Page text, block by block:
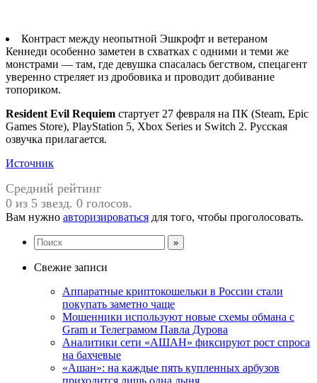
Контраст между неопытной Эшкрофт и ветераном
Кеннеди особенно заметен в схватках с одними и теми же
монстрами — там, где девушка спасалась бегством, спецагент
уверенно стреляет из дробовика и проводит добивание
топориком.
Resident Evil Requiem стартует 27 февраля на ПК (Steam, Epic
Games Store), PlayStation 5, Xbox Series и Switch 2. Русская
озвучка прилагается.
Источник
Средний рейтинг
0 из 5 звезд. 0 голосов.
Вам нужно авторизироваться для того, чтобы проголосовать.
Свежие записи
Аппаратные криптокошельки в России стали
покупать заметно чаще
Мошенники используют новые схемы обмана с
Gram и Телеграмом Павла Дурова
Аналитики сети «АШАН» фиксируют рост спроса
на бахчевые
«Ашан»: на каждые пять купленных арбузов
приходится лишь одна дыня